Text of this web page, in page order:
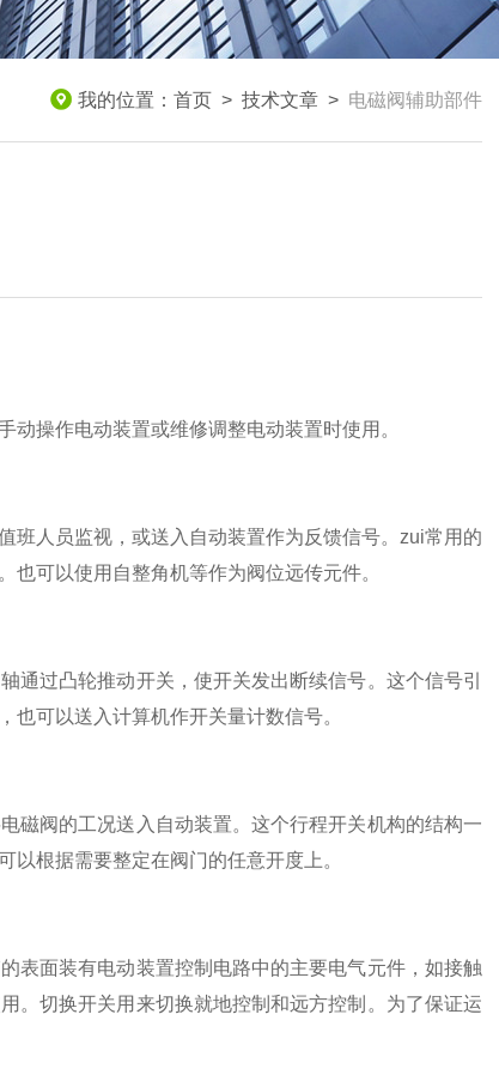
我的位置： 首页 > 技术文章 > 电磁阀辅助部件
操作电动装置或维修调整电动装置时使用。
班人员监视，或送入自动装置作为反馈信号。zui常用的
可以使用自整角机等作为阀位远传元件。
通过凸轮推动开关，使开关发出断续信号。这个信号引
也可以送入计算机作开关量计数信号。
磁阀的工况送入自动装置。这个行程开关机构的结构一
根据需要整定在阀门的任意开度上。
表面装有电动装置控制电路中的主要电气元件，如接触
。切换开关用来切换就地控制和远方控制。为了保证运